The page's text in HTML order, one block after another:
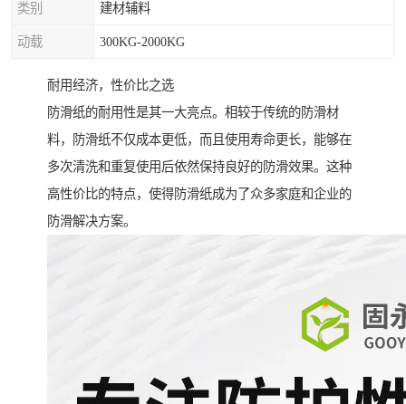
类别 建材辅料
动载 300KG-2000KG
耐用经济，性价比之选
防滑纸的耐用性是其一大亮点。相较于传统的防滑材
料，防滑纸不仅成本更低，而且使用寿命更长，能够在
多次清洗和重复使用后依然保持良好的防滑效果。这种
高性价比的特点，使得防滑纸成为了众多家庭和企业的
防滑解决方案。